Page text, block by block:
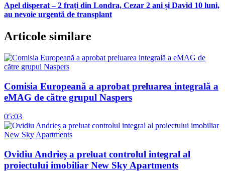
Apel disperat – 2 frați din Londra, Cezar 2 ani și David 10 luni,
au nevoie urgentă de transplant
Articole similare
Comisia Europeană a aprobat preluarea integrală a
eMAG de către grupul Naspers
05:03
Ovidiu Andrieș a preluat controlul integral al
proiectului imobiliar New Sky Apartments